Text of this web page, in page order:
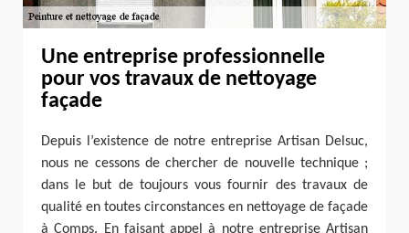
Une entreprise professionnelle
pour vos travaux de nettoyage
façade
Depuis l’existence de notre entreprise Artisan Delsuc,
nous ne cessons de chercher de nouvelle technique ;
dans le but de toujours vous fournir des travaux de
qualité en toutes circonstances en nettoyage de façade
à Comps. En faisant appel à notre entreprise Artisan